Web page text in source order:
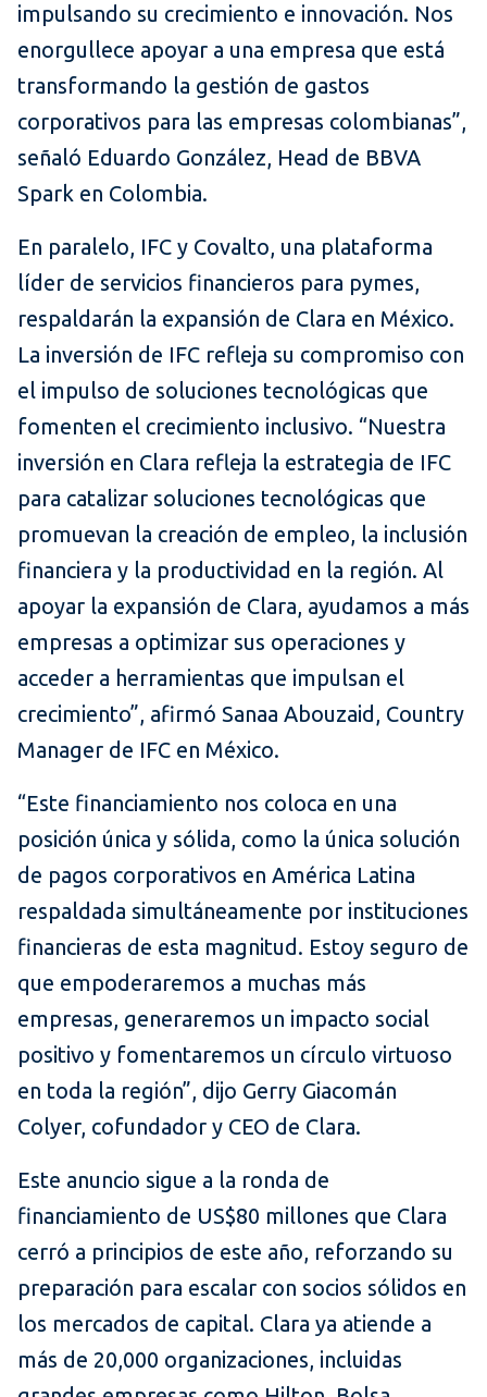
impulsando su crecimiento e innovación. Nos
enorgullece apoyar a una empresa que está
transformando la gestión de gastos
corporativos para las empresas colombianas”,
señaló Eduardo González, Head de BBVA
Spark en Colombia.
En paralelo, IFC y Covalto, una plataforma
líder de servicios financieros para pymes,
respaldarán la expansión de Clara en México.
La inversión de IFC refleja su compromiso con
el impulso de soluciones tecnológicas que
fomenten el crecimiento inclusivo. “Nuestra
inversión en Clara refleja la estrategia de IFC
para catalizar soluciones tecnológicas que
promuevan la creación de empleo, la inclusión
financiera y la productividad en la región. Al
apoyar la expansión de Clara, ayudamos a más
empresas a optimizar sus operaciones y
acceder a herramientas que impulsan el
crecimiento”, afirmó Sanaa Abouzaid, Country
Manager de IFC en México.
“Este financiamiento nos coloca en una
posición única y sólida, como la única solución
de pagos corporativos en América Latina
respaldada simultáneamente por instituciones
financieras de esta magnitud. Estoy seguro de
que empoderaremos a muchas más
empresas, generaremos un impacto social
positivo y fomentaremos un círculo virtuoso
en toda la región”, dijo Gerry Giacomán
Colyer, cofundador y CEO de Clara.
Este anuncio sigue a la ronda de
financiamiento de US$80 millones que Clara
cerró a principios de este año, reforzando su
preparación para escalar con socios sólidos en
los mercados de capital. Clara ya atiende a
más de 20,000 organizaciones, incluidas